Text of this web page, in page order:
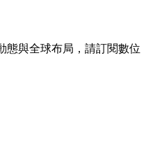
態與全球布局，請訂閱數位